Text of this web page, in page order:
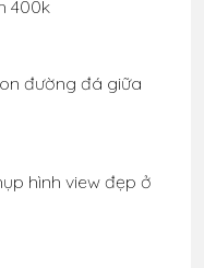
400k
đường đá giữa
hình view đẹp ở